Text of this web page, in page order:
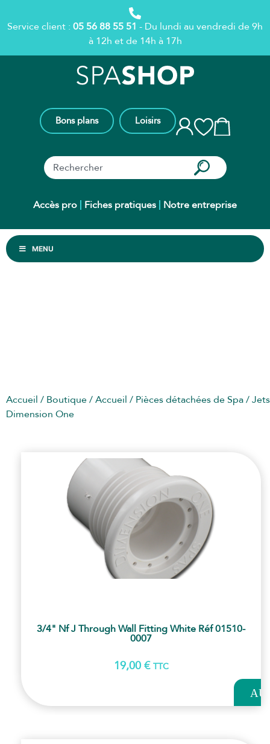
Service client : 05 56 88 55 51 - Du lundi au vendredi de 9h
à 12h et de 14h à 17h
Bons plans Loisirs
Accès pro Fiches pratiques Notre entreprise
MENU
Accueil / Boutique/Accueil / Pièces détachées de Spa/
Dimension One
3/4" Nf J Through Wall Fitting White Réf 01510-
0007
19,00 € TTC
AU